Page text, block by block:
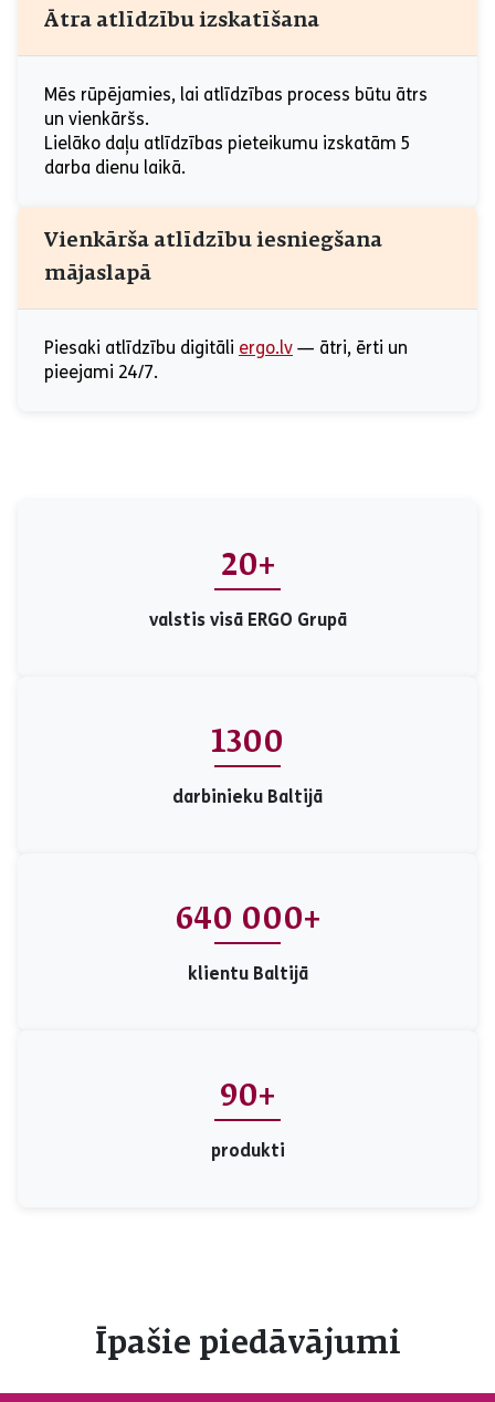
Ātra atlīdzību izskatīšana
Mēs rūpējamies, lai atlīdzības process būtu ātrs
un vienkāršs.
Lielāko daļu atlīdzības pieteikumu izskatām 5
darba dienu laikā.
Vienkārša atlīdzību iesniegšana
mājaslapā
Piesaki atlīdzību digitāli ergo.lv — ātri, ērti un
pieejami 24/7.
20+
valstis visā ERGO Grupā
1300
darbinieku Baltijā
640 000+
klientu Baltijā
90+
produkti
Īpašie piedāvājumi